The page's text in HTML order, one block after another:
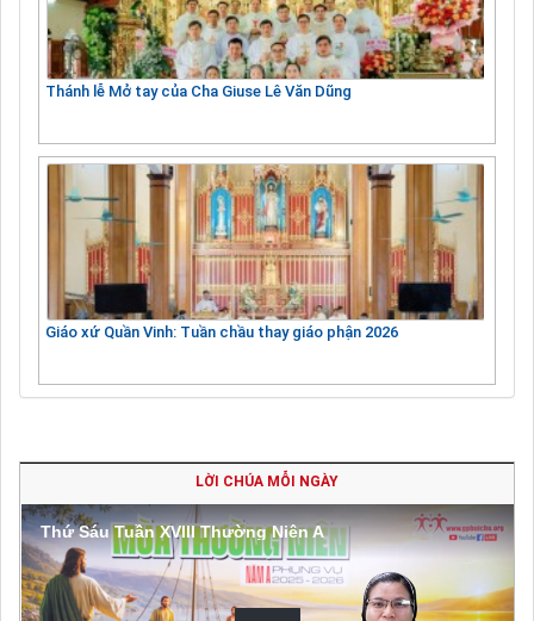
Thánh lễ Mở tay của Cha Giuse Lê Văn Dũng
Giáo xứ Quần Vinh: Tuần chầu thay giáo phận 2026
LỜI CHÚA MỖI NGÀY
Thứ Sáu Tuần XVIII Thường Niên A